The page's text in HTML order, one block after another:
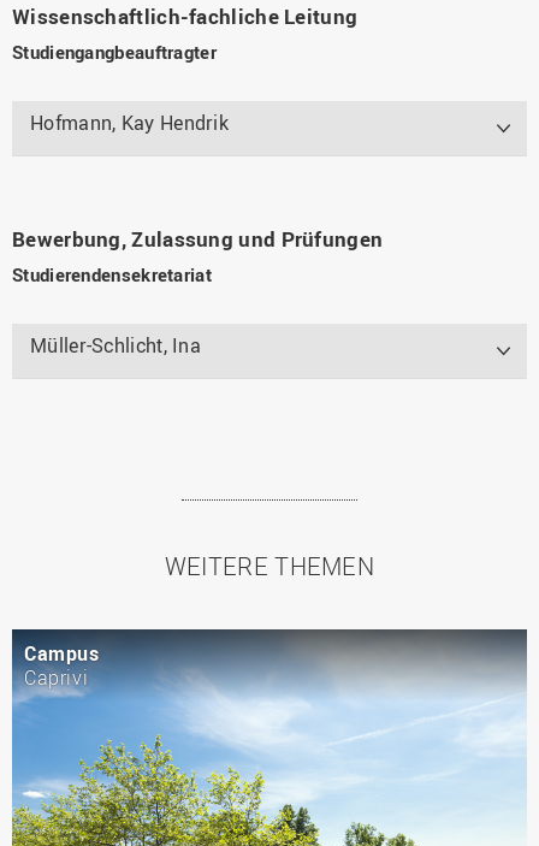
Wissenschaftlich-fachliche Leitung
Studiengangbeauftragter
Hofmann, Kay Hendrik
Bewerbung, Zulassung und Prüfungen
Studierendensekretariat
Müller-Schlicht, Ina
WEITERE THEMEN
Campus
Caprivi